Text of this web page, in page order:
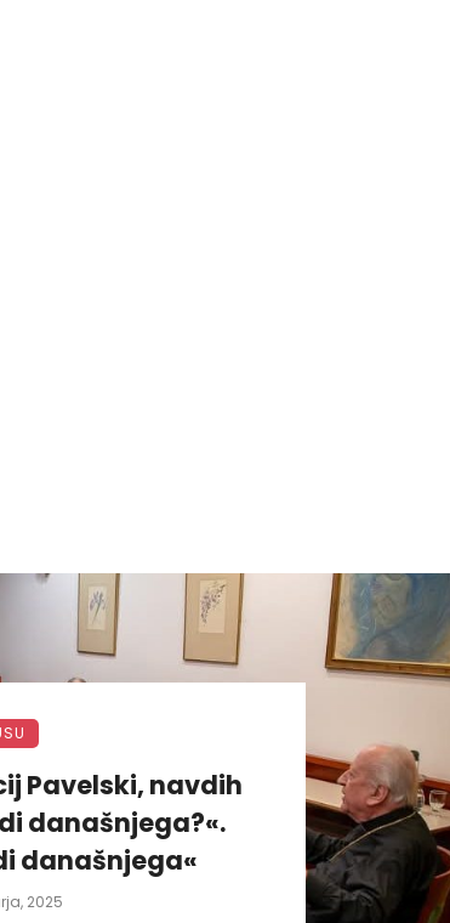
Pavelski, navdih
današnjega?«.
današnjega«
2025